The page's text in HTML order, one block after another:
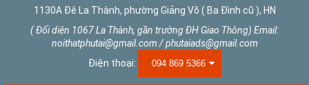
1130A Đê La Thành, phường Giảng Võ ( Ba Đình cũ ), HN
( Đối diện 1067 La Thành, gần trường ĐH Giao Thông) Email:
noithatphutai@gmail.com / phutaiads@gmail.com
Điện thoại:
094 869 5366